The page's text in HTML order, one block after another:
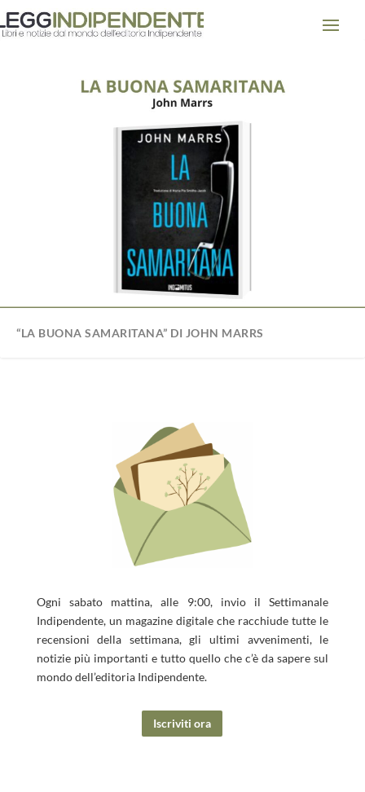
“LA BUONA SAMARITANA” DI JOHN MARRS
“CERCHERÒ I TUOI OCCHI” DI ISABELLA NICORA
“SULLA FREDDA TERRA” DI D.S. BUTLER
“AMORE IMMORALE” DI J.R.
“FEBRONIA È PASSATA DI QUI” DI FRANCESCO
SAPORITO...
Ogni sabato mattina, alle 9:00, invio il Settimanale
Indipendente, un magazine digitale che racchiude tutte le
recensioni della settimana, gli ultimi avvenimenti, le
notizie più importanti e tutto quello che c’è da sapere sul
mondo dell’editoria Indipendente.
Iscriviti ora